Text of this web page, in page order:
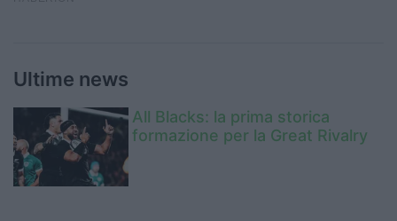
Ultime news
All Blacks: la prima storica
formazione per la Great Rivalry